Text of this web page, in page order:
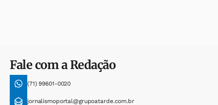
Fale com a Redação
(71) 99601-0020
jornalismoportal@grupoatarde.com.br